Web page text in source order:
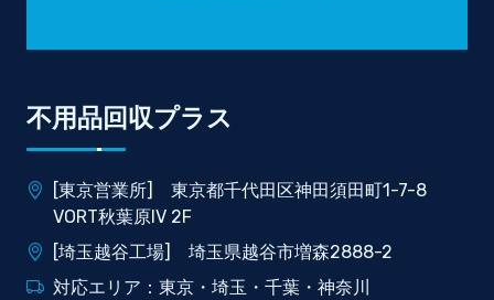
不用品回収プラス
[東京営業所] 東京都千代田区神田須田町1-7-8
VORT秋葉原IV 2F
[埼玉越谷工場] 埼玉県越谷市増森2888-2
対応エリア：東京・埼玉・千葉・神奈川